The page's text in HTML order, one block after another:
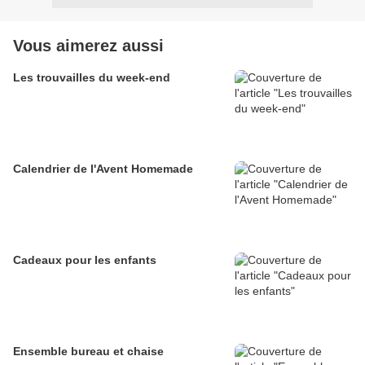
Vous aimerez aussi
Les trouvailles du week-end
Calendrier de l'Avent Homemade
Cadeaux pour les enfants
Ensemble bureau et chaise